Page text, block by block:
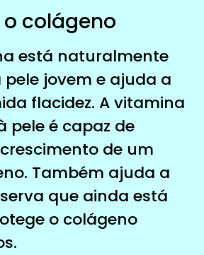
colágeno
está naturalmente
pele jovem e ajuda a
flacidez. A vitamina
pele é capaz de
de um
Também ajuda a
que ainda está
o colágeno